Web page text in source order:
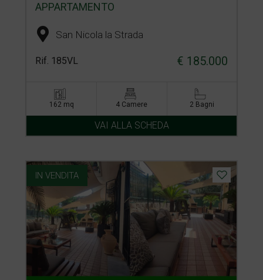
APPARTAMENTO
San Nicola la Strada
Rif. 185VL € 185.000
162 mq 4 Camere 2 Bagni
VAI ALLA SCHEDA
IN VENDITA